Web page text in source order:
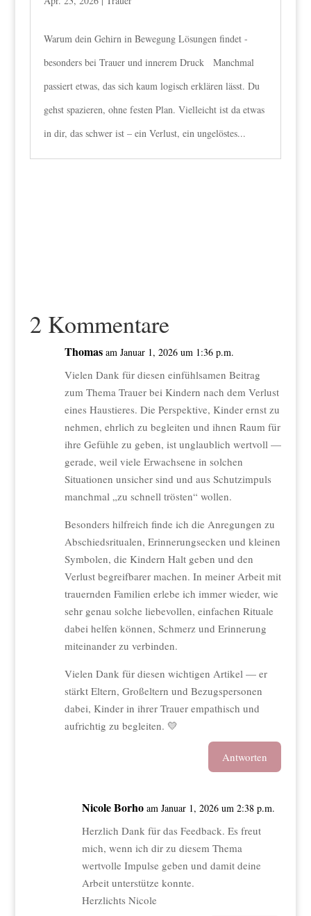
Warum dein Gehirn in Bewegung Lösungen findet -
besonders bei Trauer und innerem Druck Manchmal
passiert etwas, das sich kaum logisch erklären lässt. Du
gehst spazieren, ohne festen Plan. Vielleicht ist da etwas
in dir, das schwer ist – ein Verlust, ein ungelöstes...
2 Kommentare
Thomas am Januar 1, 2026 um 1:36 p.m.
Vielen Dank für diesen einfühlsamen Beitrag
zum Thema Trauer bei Kindern nach dem Verlust
eines Haustieres. Die Perspektive, Kinder ernst zu
nehmen, ehrlich zu begleiten und ihnen Raum für
ihre Gefühle zu geben, ist unglaublich wertvoll —
gerade, weil viele Erwachsene in solchen
Situationen unsicher sind und aus Schutzimpuls
manchmal „zu schnell trösten“ wollen.
Besonders hilfreich finde ich die Anregungen zu
Abschiedsritualen, Erinnerungsecken und kleinen
Symbolen, die Kindern Halt geben und den
Verlust begreifbarer machen. In meiner Arbeit mit
trauernden Familien erlebe ich immer wieder, wie
sehr genau solche liebevollen, einfachen Rituale
dabei helfen können, Schmerz und Erinnerung
miteinander zu verbinden.
Vielen Dank für diesen wichtigen Artikel — er
stärkt Eltern, Großeltern und Bezugspersonen
dabei, Kinder in ihrer Trauer empathisch und
aufrichtig zu begleiten. 💛
Antworten
Nicole Borho am Januar 1, 2026 um 2:38 p.m.
Herzlich Dank für das Feedback. Es freut
mich, wenn ich dir zu diesem Thema
wertvolle Impulse geben und damit deine
Arbeit unterstütze konnte.
Herzlichts Nicole